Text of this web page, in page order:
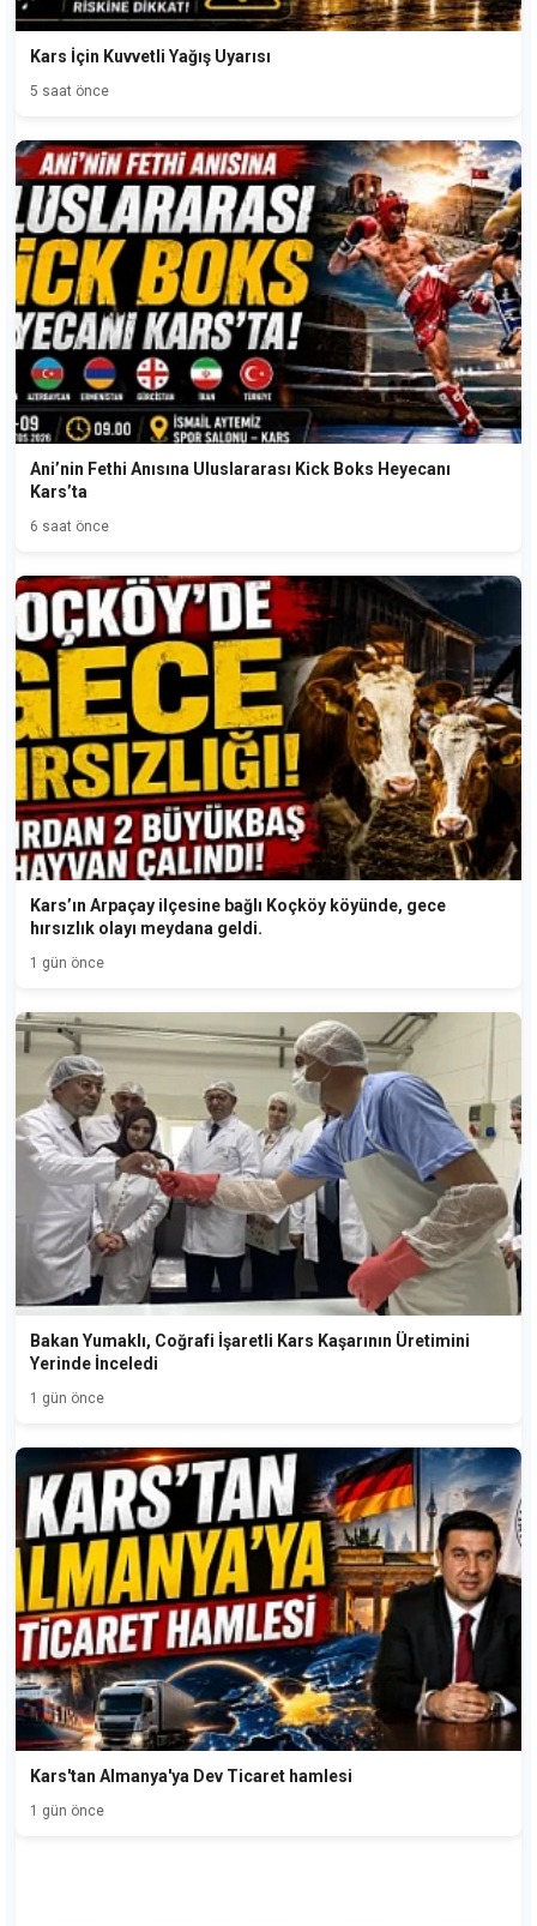
Kars İçin Kuvvetli Yağış Uyarısı
5 saat önce
Ani’nin Fethi Anısına Uluslararası Kick Boks Heyecanı
Kars’ta
6 saat önce
Kars’ın Arpaçay ilçesine bağlı Koçköy köyünde, gece
hırsızlık olayı meydana geldi.
1 gün önce
Bakan Yumaklı, Coğrafi İşaretli Kars Kaşarının Üretimini
Yerinde İnceledi
1 gün önce
Kars'tan Almanya'ya Dev Ticaret hamlesi
1 gün önce